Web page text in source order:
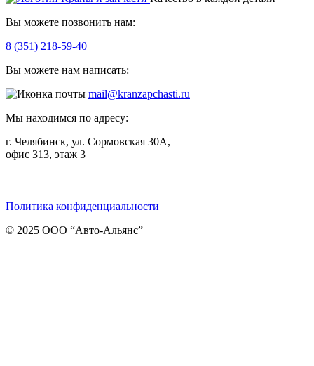
Вы можете позвонить нам:
8 (351) 218-59-40
Вы можете нам написать:
mail@kranzapchasti.ru
Мы находимся по адресу:
г. Челябинск, ул. Сормовская 30А,
офис 313, этаж 3
Политика конфиденциальности
© 2025 ООО “Авто-Альянс”